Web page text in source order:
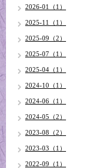
2026-01（1）
2025-11（1）
2025-09（2）
2025-07（1）
2025-04（1）
2024-10（1）
2024-06（1）
2024-05（2）
2023-08（2）
2023-03（1）
2022-09（1）